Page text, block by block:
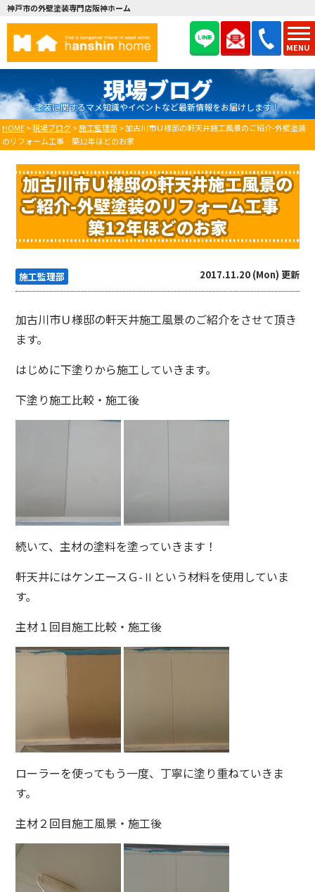
MENU
神戸市の外壁塗装専門店阪神ホーム
現場ブログ
塗装に関するマメ知識やイベントなど最新情報をお届けします！
HOME>現場ブログ>施工監理部 >加古川市Ｕ様邸の軒天井施工風景のご紹介-外壁塗装
のリフォーム工事 築12年ほどのお家
加古川市Ｕ様邸の軒天井施工風景の
ご紹介-外壁塗装のリフォーム工事
築12年ほどのお家
施工監理部 2017.11.20 (Mon) 更新
加古川市Ｕ様邸の軒天井施工風景のご紹介をさせて頂き
ます。
はじめに下塗りから施工していきます。
下塗り施工比較・施工後
続いて、主材の塗料を塗っていきます！
軒天井にはケンエースＧ-Ⅱという材料を使用していま
す。
主材１回目施工比較・施工後
ローラーを使ってもう一度、丁寧に塗り重ねていきま
す。
主材２回目施工風景・施工後